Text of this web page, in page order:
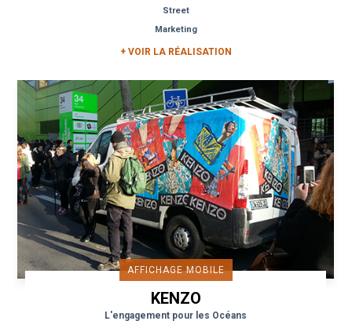
Street
Marketing
+ VOIR LA RÉALISATION
AFFICHAGE MOBILE
KENZO
L'engagement pour les Océans